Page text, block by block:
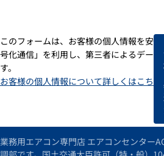
このフォームは、お客様の個人情報を安
号化通信」を利用し、第三者によるデー
す。
お客様の個人情報について詳しくはこちら
業務用エアコン専門店 エアコンセンター